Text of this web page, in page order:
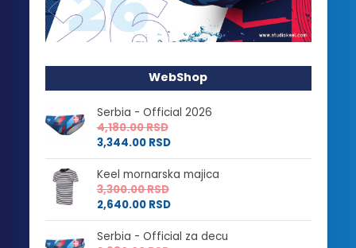
WebShop
Serbia - Official 2026
4,180.00RSD
3,344.00 RSD
Keel mornarska majica
3,300.00RSD
2,640.00 RSD
Serbia - Official za decu